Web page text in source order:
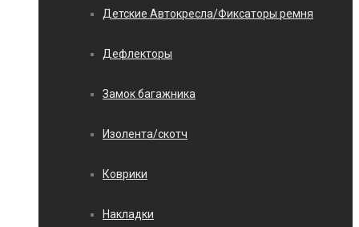
Детские Автокресла/Фиксаторы ремня
Дефлекторы
Замок багажника
Изолента/скотч
Коврики
Накладки